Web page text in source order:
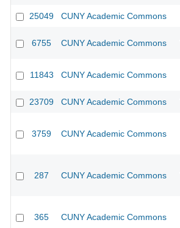
25049 CUNY Academic Commons
6755 CUNY Academic Commons
11843 CUNY Academic Commons
23709 CUNY Academic Commons
3759 CUNY Academic Commons
287 CUNY Academic Commons
365 CUNY Academic Commons